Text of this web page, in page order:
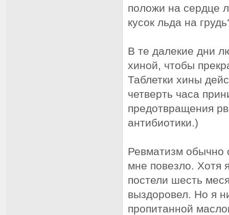
положи на сердце
кусок льда на
В те далекие дни
хиной, чтобы
Таблетки хины
четверть часа
предотвращения
антибиотики.)
Ревматизм обычно
мне повезло. Хотя
постели шесть
выздоровел. Но я
пропитанной